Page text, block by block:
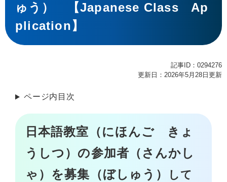
ゅう） 【Japanese Class Ap
plication】
記事ID：0294276
更新日：2026年5月28日更新
ページ内目次
日本語教室（にほんご きょ
うしつ）の参加者（さんかし
ゃ）を募集（ぼしゅう）
して